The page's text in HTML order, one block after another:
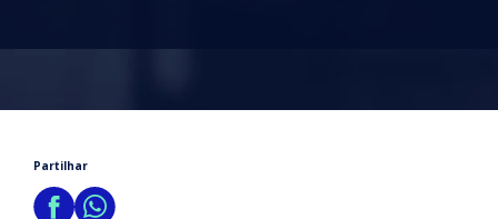
Partilhar